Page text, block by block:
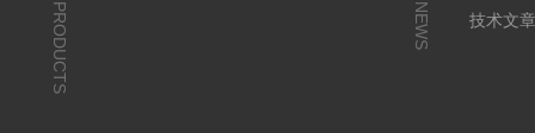
PRODUCTS NEWS
技术文